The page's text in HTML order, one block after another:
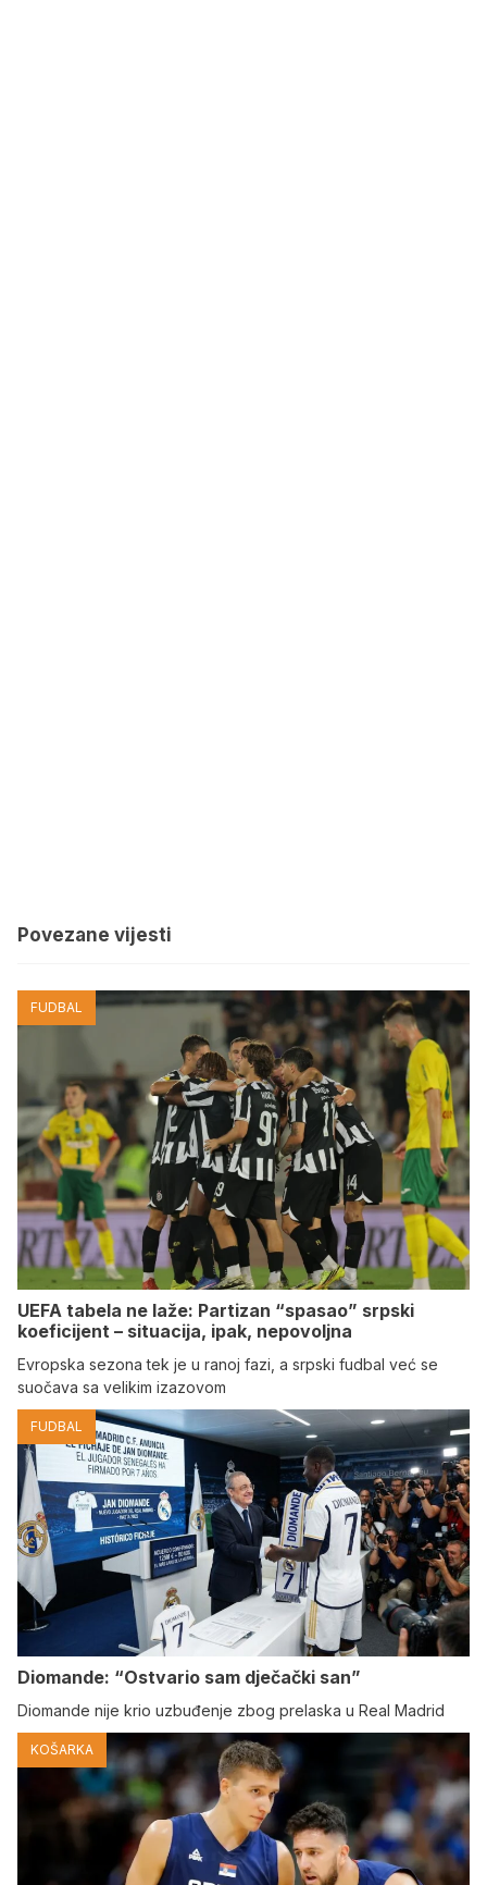
Povezane vijesti
FUDBAL
UEFA tabela ne laže: Partizan “spasao” srpski
koeficijent – situacija, ipak, nepovoljna
Evropska sezona tek je u ranoj fazi, a srpski fudbal već se
suočava sa velikim izazovom
FUDBAL
Diomande: “Ostvario sam dječački san”
Diomande nije krio uzbuđenje zbog prelaska u Real Madrid
KOŠARKA